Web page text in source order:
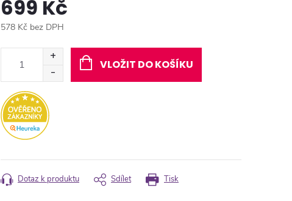
699 Kč
578 Kč bez DPH
VLOŽIT DO KOŠÍKU
Tisk
Dotaz k produktu Sdílet